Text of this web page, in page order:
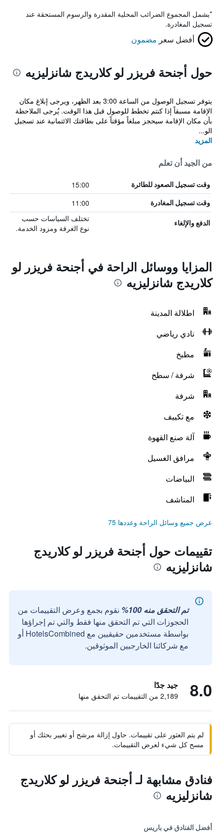
*يشمل المجموع الضرائب المحلية المقدرة والرسوم المستحقة عند
تسجيل المغادرة.
أفضل سعر مضمون
حول أجنحة فريزر لو كلاريدج شانزليزيه
يتوفر تسجيل الوصول من الساعة 3:00 بعد الظهر، ويرجى إبلاغ مكان
الإقامة مسبقاً إذا كنتم تخطط للوصول قبل هذا الوقت. يُرجى الملاحظة
بأن مكان الإقامة سيحجز مبلغاً مؤقتاً على بطاقتك الائتمانية عند تسجيل
الو...
المزيد
من الجيد أن تعلم
وقت تسجيل الصعود للطائرة 15:00
وقت تسجيل المغادرة 11:00
الدفع والإلغاء
تختلف السياسات حسب
نوع الغرفة ومزود الخدمة.
المزايا ووسائل الراحة في أجنحة فريزر لو
كلاريدج شانزليزيه
اطلالة المدينة
نادي رياضي
مطبخ
شرفة / سطح
شرفة
مع تكييف
آلة صنع القهوة
مرافق الغسيل
البياضات
المناشف
عرض جميع وسائل الراحة وعددها 75
تقييمات حول أجنحة فريزر لو كلاريدج
شانزليزيه
تم التحقق منه 100%
نقوم بجمع وعرض التقييمات من
الحجوزات التي تم التحقق منها فقط والتي تم إجراؤها
بواسطة مستخدمين حقيقيين مع HotelsCombined أو
مع شركائنا الخارجيين الموثوقين.
8.0 جيد جدًا
2,189 من التقييمات تم التحقق منها
لم يتم العثور على تقييمات. حاول إزالة مرشح أو تغيير بحثك أو
مسح كل شيء لعرض التقييمات.
فنادق مشابهة لـ أجنحة فريزر لو كلاريدج
شانزليزيه
أفضل الفنادق في باريس